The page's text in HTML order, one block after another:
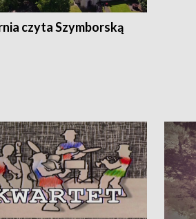
czyta Szymborską